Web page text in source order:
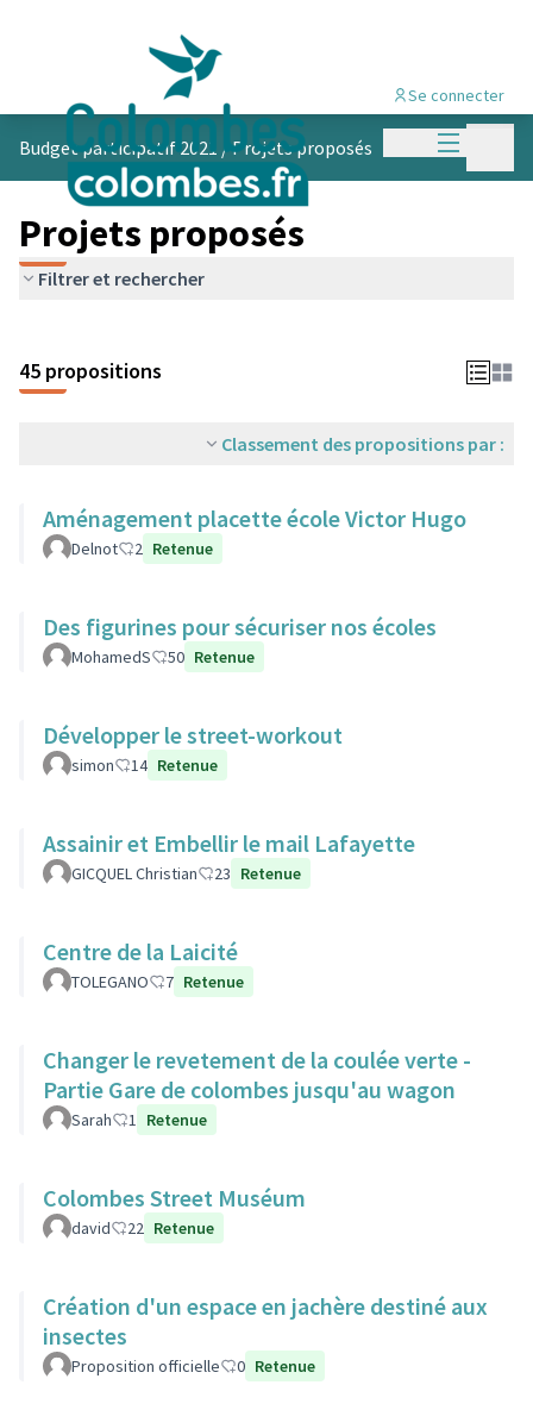
Menu
Se connecter
Budget participatif 2021 /Projets proposés
Projets proposés
Filtrer et rechercher
45 propositions
Classement des propositions par :
Aménagement placette école Victor Hugo
Delnot 2 Retenue
Des figurines pour sécuriser nos écoles
MohamedS 50 Retenue
Développer le street-workout
simon 14 Retenue
Assainir et Embellir le mail Lafayette
GICQUEL Christian 23 Retenue
Centre de la Laicité
TOLEGANO 7 Retenue
Changer le revetement de la coulée verte -
Partie Gare de colombes jusqu'au wagon
Sarah 1 Retenue
Colombes Street Muséum
david 22 Retenue
Création d'un espace en jachère destiné aux
insectes
Proposition officielle 0 Retenue